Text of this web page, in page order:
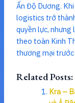
Ấn Độ Dương.
logistics trở
quyền lực, nhưng
theo toàn Kinh
thương mại trước
Related Posts:
Kra –